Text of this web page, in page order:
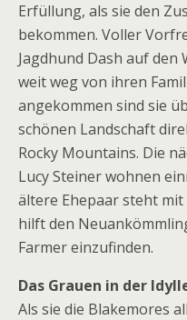
Erfüllung, als sie den
bekommen. Voller
Jagdhund Dash auf den
weit weg von ihren
angekommen sind sie
schönen Landschaft
Rocky Mountains. Die
Lucy Steiner wohnen
ältere Ehepaar steht
hilft den
Farmer einzufinden.
Das Grauen in der
Als sie die Blakemores